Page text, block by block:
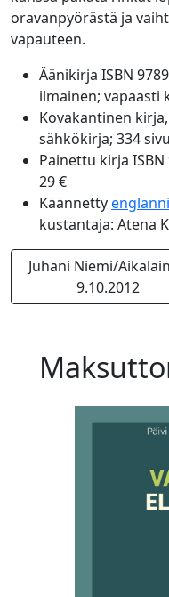
oravanpyörästä ja
vapauteen.
Äänikirja ISBN
ilmainen; vapaasti
Kovakantinen
sähkökirja; 334
Painettu kirja
29 €
Käännetty
kustantaja: Atena
Juhani Niemi/
9.10.2012